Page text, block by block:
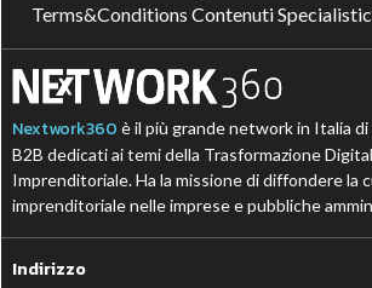
Terms&Conditions Contenuti
Nextwork360 è il più grande network in Italia
B2B dedicati ai temi della Trasformazione
Imprenditoriale. Ha la missione di diffondere la
imprenditoriale nelle imprese e pubbliche
Indirizzo